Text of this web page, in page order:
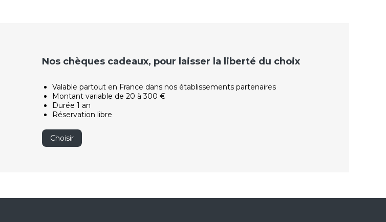
Nos chèques cadeaux, pour laisser la liberté du choix
Valable partout en France dans nos établissements partenaires
Montant variable de 20 à 300 €
Durée 1 an
Réservation libre
Choisir